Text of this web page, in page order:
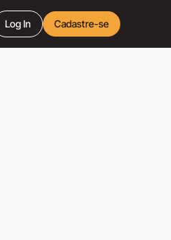
Log In Cadastre-se